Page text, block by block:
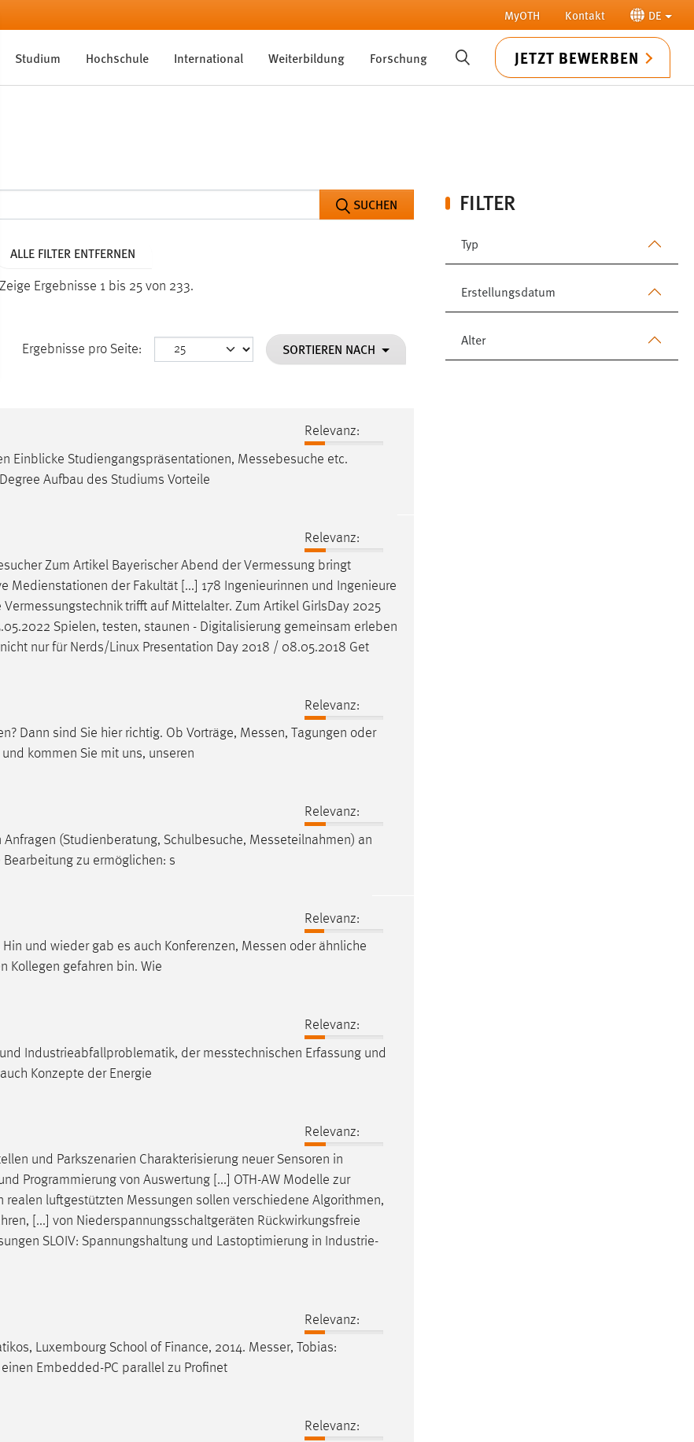
MyOTH Kontakt DE
Studium Hochschule International Weiterbildung Forschung SUCHE JETZT BEWERBEN
FILTER
Typ
Erstellungsdatum
Alter
SUCHEN
ALLE FILTER ENTFERNEN
Zeige Ergebnisse 1 bis 25 von 233.
Ergebnisse pro Seite: SORTIEREN NACH
Relevanz:
Einblicke Studiengangspräsentationen, Messebesuche etc.
Aufbau des Studiums Vorteile
Relevanz:
Zum Artikel Bayerischer Abend derVermessung bringt
Medienstationen der Fakultät [...] 178 Ingenieurinnen und Ingenieure
Vermessungstechniktrifft auf Mittelalter. Zum Artikel GirlsDay 2025
Spielen, testen, staunen - Digitalisierung gemeinsam erleben
nur für Nerds/Linux Presentation Day 2018 / 08.05.2018 Get
Relevanz:
Dann sind Sie hier richtig. Ob Vorträge, Messen, Tagungen oder
kommen Sie mit uns, unseren
Relevanz:
(Studienberatung, Schulbesuche, Messeteilnahmen) an
zu ermöglichen: s
Relevanz:
und wieder gab es auch Konferenzen, Messen oder ähnliche
Kollegen gefahren bin. Wie
Relevanz:
Industrieabfallproblematik, der messtechnischen Erfassung und
Konzepte der Energie
Relevanz:
und Parkszenarien Charakterisierung neuer Sensoren in
Programmierung von Auswertung [...] OTH-AW Modelle zur
realen luftgestützten Messungen sollen verschiedene Algorithmen,
[...] von Niederspannungsschaltgeräten Rückwirkungsfreie
SLOIV: Spannungshaltung und Lastoptimierung in Industrie-
Relevanz:
Luxembourg School of Finance, 2014. Messer, Tobias:
Embedded-PC parallel zu Profinet
Relevanz: